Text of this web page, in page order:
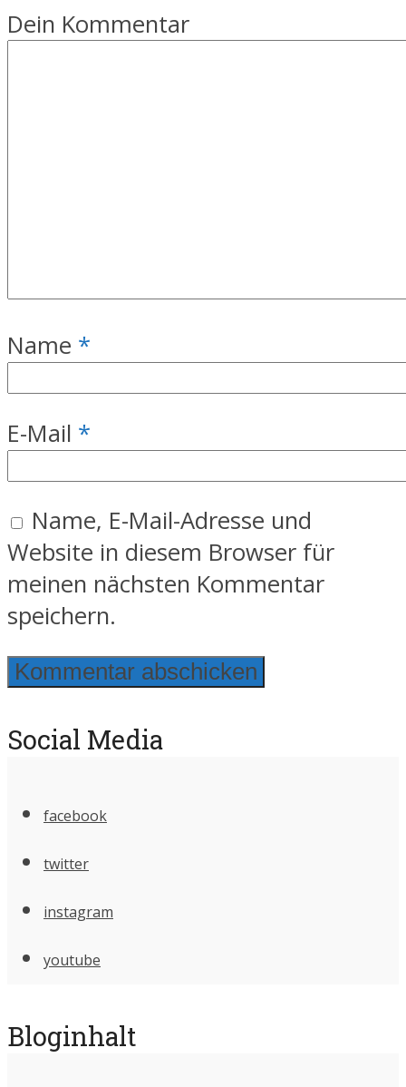
Dein Kommentar
Name *
E-Mail *
Name, E-Mail-Adresse und
Website in diesem Browser für
meinen nächsten Kommentar
speichern.
Social Media
facebook
twitter
instagram
youtube
Bloginhalt